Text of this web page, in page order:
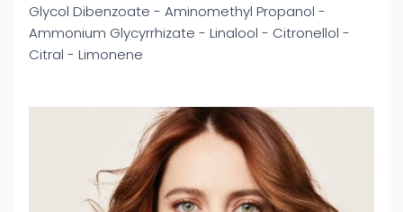
Glycol Dibenzoate - Aminomethyl Propanol -
Ammonium Glycyrrhizate - Linalool - Citronellol -
Citral - Limonene